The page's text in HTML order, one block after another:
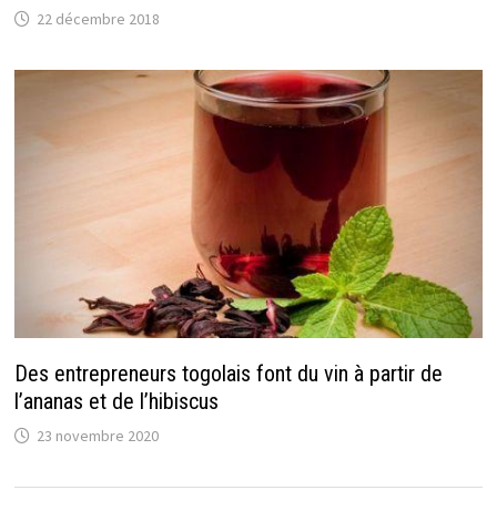
22 décembre 2018
Des entrepreneurs togolais font du vin à partir de
l’ananas et de l’hibiscus
23 novembre 2020